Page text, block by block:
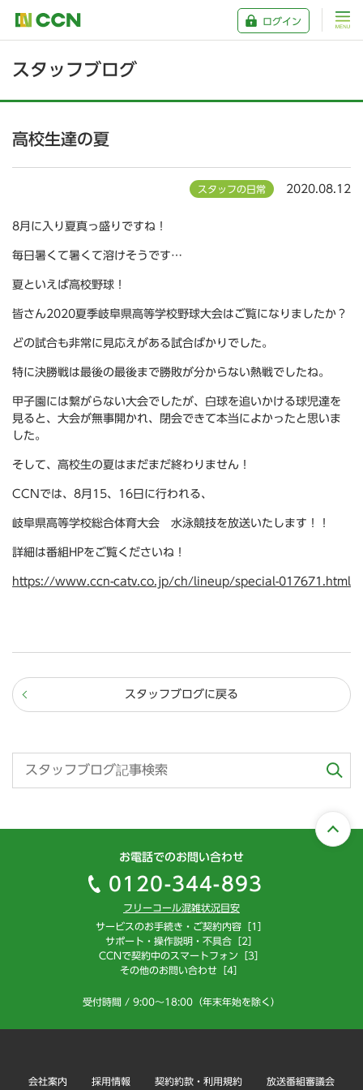
ログイン
スタッフブログ
高校生達の夏
スタッフの日常 2020.08.12
8月に入り夏真っ盛りですね！
毎日暑くて暑くて溶けそうです…
夏といえば高校野球！
皆さん2020夏季岐阜県高等学校野球大会はご覧になりましたか？
どの試合も非常に見応えがある試合ばかりでした。
特に決勝戦は最後の最後まで勝敗が分からない熱戦でしたね。
甲子園には繋がらない大会でしたが、白球を追いかける球児達を
見ると、大会が無事開かれ、閉会できて本当によかったと思いま
した。
そして、高校生の夏はまだまだ終わりません！
CCNでは、8月15、16日に行われる、
岐阜県高等学校総合体育大会 水泳競技を放送いたします！！
詳細は番組HPをご覧くださいね！
https://www.ccn-catv.co.jp/ch/lineup/special-017671.html
スタッフブログに戻る
お電話でのお問い合わせ
0120-344-893
フリーコール混雑状況目安
サービスのお手続き・ご契約内容［1］
サポート・操作説明・不具合［2］
CCNで契約中のスマートフォン［3］
その他のお問い合わせ［4］
受付時間 / 9:00～18:00（年末年始を除く）
会社案内 採用情報 契約約款・利用規約 放送番組審議会